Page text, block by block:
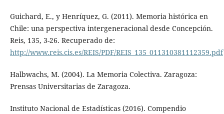
Guichard, E., y Henríquez, G. (2011). Memoria histórica en
Chile: una perspectiva intergeneracional desde Concepción.
Reis, 135, 3-26. Recuperado de:
http://www.reis.cis.es/REIS/PDF/REIS_135_011310381112359.pdf
Halbwachs, M. (2004). La Memoria Colectiva. Zaragoza:
Prensas Universitarias de Zaragoza.
Instituto Nacional de Estadísticas (2016). Compendio